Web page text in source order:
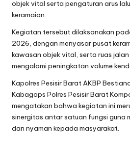
objek vital serta pengaturan arus
keramaian.
Kegiatan tersebut dilaksanakan
2026, dengan menyasar pusat
kawasan objek vital, serta ruas
mengalami peningkatan volume
Kapolres Pesisir Barat AKBP
Kabagops Polres Pesisir Barat
mengatakan bahwa kegiatan ini
sinergitas antar satuan fungsi guna
dan nyaman kepada masyarakat.